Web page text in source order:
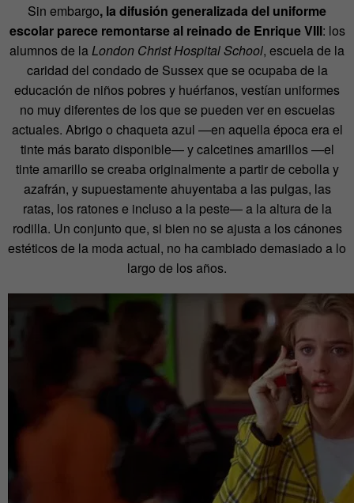
Sin embargo, la difusión generalizada del uniforme
escolar parece remontarse al reinado de Enrique VIII: los
alumnos de laLondon Christ Hospital School, escuela de la
caridad del condado de Sussex que se ocupaba de la
educación de niños pobres y huérfanos, vestían uniformes
no muy diferentes de los que se pueden ver en escuelas
actuales. Abrigo o chaqueta azul —en aquella época era el
tinte más barato disponible— y calcetines amarillos —el
tinte amarillo se creaba originalmente a partir de cebolla y
azafrán, y supuestamente ahuyentaba a las pulgas, las
ratas, los ratones e incluso a la peste— a la altura de la
rodilla. Un conjunto que, si bien no se ajusta a los cánones
estéticos de la moda actual, no ha cambiado demasiado a lo
largo de los años.